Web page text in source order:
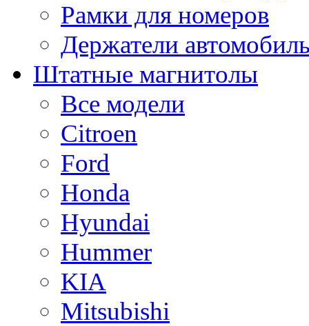
Рамки для номеров
Держатели
Штатные магнитолы
Все модели
Citroen
Ford
Honda
Hyundai
Hummer
KIA
Mitsubishi